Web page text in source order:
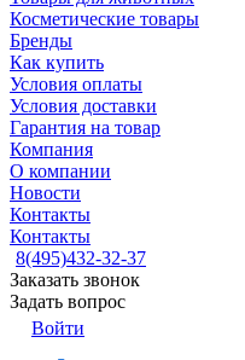
Косметические товары
Бренды
Как купить
Условия оплаты
Условия доставки
Гарантия на товар
Компания
О компании
Новости
Контакты
Контакты
8(495)432-32-37
Заказать звонок
Задать вопрос
Войти